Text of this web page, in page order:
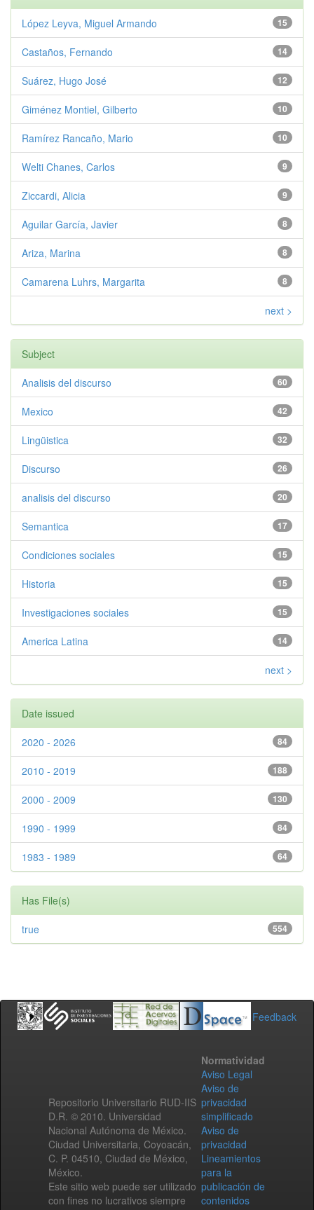
15
López Leyva, Miguel Armando
14
Castaños, Fernando
12
Suárez, Hugo José
10
Giménez Montiel, Gilberto
10
Ramírez Rancaño, Mario
9
Welti Chanes, Carlos
9
Ziccardi, Alicia
8
Aguilar García, Javier
8
Ariza, Marina
8
Camarena Luhrs, Margarita
next >
Subject
60
Analisis del discurso
42
Mexico
32
Lingüistica
26
Discurso
20
analisis del discurso
17
Semantica
15
Condiciones sociales
15
Historia
15
Investigaciones sociales
14
America Latina
next >
Date issued
84
2020 - 2026
188
2010 - 2019
130
2000 - 2009
84
1990 - 1999
64
1983 - 1989
Has File(s)
554
true
Feedback
Repositorio Universitario RUD-IIS
D.R. © 2010. Universidad
Nacional Autónoma de México.
Ciudad Universitaria, Coyoacán,
C. P. 04510, Ciudad de México,
México.
Este sitio web puede ser utilizado
con fines no lucrativos siempre
Normatividad
Aviso Legal
Aviso de
privacidad
simplificado
Aviso de
privacidad
Lineamientos
para la
publicación de
contenidos